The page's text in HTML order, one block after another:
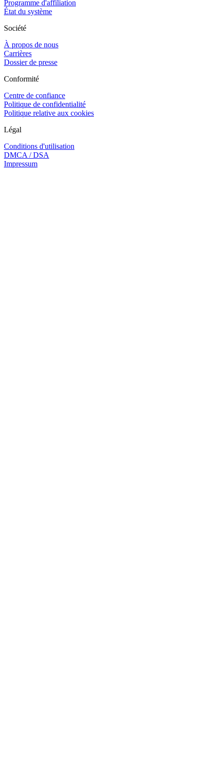
Programme d'affiliation
État du système
Société
À propos de nous
Carrières
Dossier de presse
Conformité
Centre de confiance
Politique de confidentialité
Politique relative aux cookies
Légal
Conditions d'utilisation
DMCA / DSA
Impressum